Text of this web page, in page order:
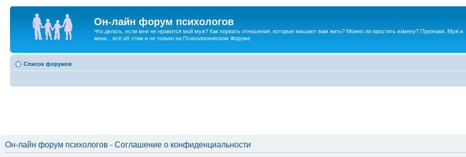
Он-лайн форум психологов
Что делать, если мне не нравится мой муж? Как порвать отношения, которые мешают вам жить? Можно ли простить измену? Признаки. Муж и
жена... всё об этом и не только на Психологическом Форуме
Список форумов
Он-лайн форум психологов - Соглашение о конфиденциальности